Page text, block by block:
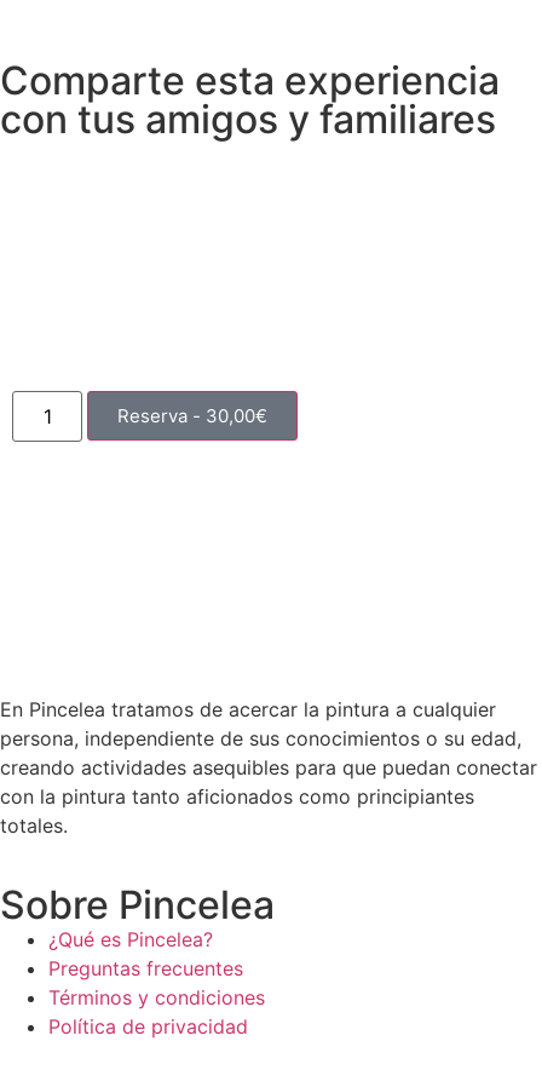
Comparte esta experiencia
con tus amigos y familiares
Reserva - 30,00€
En Pincelea tratamos de acercar la pintura a cualquier
persona, independiente de sus conocimientos o su edad,
creando actividades asequibles para que puedan conectar
con la pintura tanto aficionados como principiantes
totales.
Sobre Pincelea
¿Qué es Pincelea?
Preguntas frecuentes
Términos y condiciones
Política de privacidad